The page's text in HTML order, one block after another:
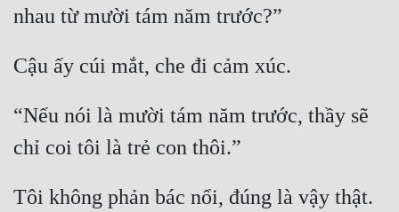
nhau từ mười tám năm trước?”
Cậu ấy cúi mắt, che đi cảm xúc.
“Nếu nói là mười tám năm trước, thầy sẽ
chỉ coi tôi là trẻ con thôi.”
Tôi không phản bác nổi, đúng là vậy thật.